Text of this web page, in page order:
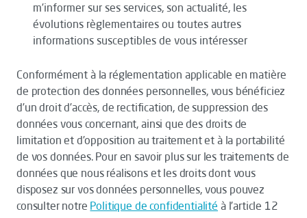
m’informer sur ses services, son actualité, les
évolutions règlementaires ou toutes autres
informations susceptibles de vous intéresser
Conformément à la réglementation applicable en matière
de protection des données personnelles, vous bénéficiez
d’un droit d’accès, de rectification, de suppression des
données vous concernant, ainsi que des droits de
limitation et d’opposition au traitement et à la portabilité
de vos données. Pour en savoir plus sur les traitements de
données que nous réalisons et les droits dont vous
disposez sur vos données personnelles, vous pouvez
consulter notre Politique de confidentialité à l’article 12